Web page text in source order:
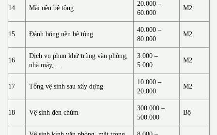
14 Mài nền bê tông
20.000 –
60.000
M2
15 Đánh bóng nền bê tông
40.000 –
80.000
M2
16
Dịch vụ phun khử trùng văn phòng,
nhà máy,…
3.000 –
5.000
M2
17 Tổng vệ sinh sau xây dựng
10.000 –
20.000
M2
18 Vệ sinh đèn chùm
300.000 –
500.000
Bộ